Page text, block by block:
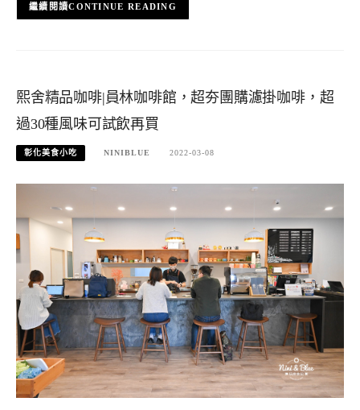
CONTINUE READING
熙舍精品咖啡|員林咖啡館，超夯團購濾掛咖啡，超
過30種風味可試飲再買
彰化美食小吃 NINIBLUE 2022-03-08